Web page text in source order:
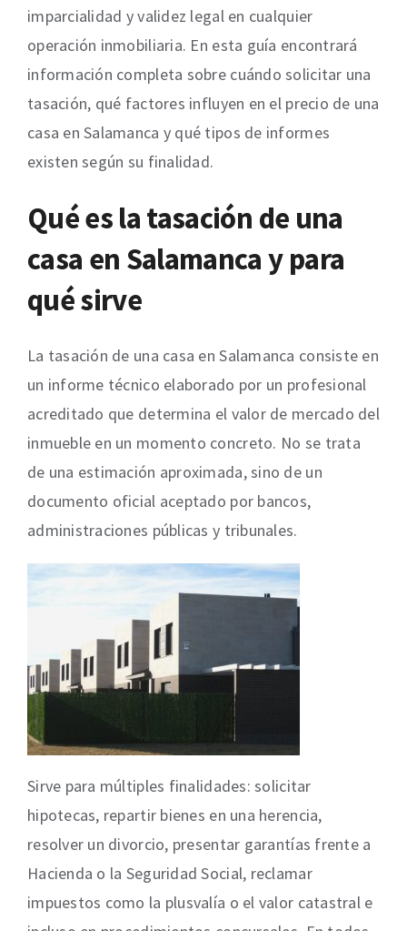
imparcialidad y validez legal en cualquier
operación inmobiliaria. En esta guía encontrará
información completa sobre cuándo solicitar una
tasación, qué factores influyen en el precio de una
casa en Salamanca y qué tipos de informes
existen según su finalidad.
Qué es la tasación de una
casa en Salamanca y para
qué sirve
La tasación de una casa en Salamanca consiste en
un informe técnico elaborado por un profesional
acreditado que determina el valor de mercado del
inmueble en un momento concreto. No se trata
de una estimación aproximada, sino de un
documento oficial aceptado por bancos,
administraciones públicas y tribunales.
Sirve para múltiples finalidades: solicitar
hipotecas, repartir bienes en una herencia,
resolver un divorcio, presentar garantías frente a
Hacienda o la Seguridad Social, reclamar
impuestos como la plusvalía o el valor catastral e